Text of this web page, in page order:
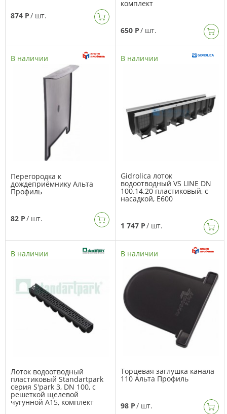
874 Р/ шт.
комплект
650 Р/ шт.
В наличии
Перегородка к
дождеприёмнику Альта
Профиль
82 Р/ шт.
В наличии
Gidrolica лоток
водоотводный VS LINE DN
100.14.20 пластиковый, с
насадкой, Е600
1 747 Р/ шт.
В наличии
Лоток водоотводный
пластиковый Standartpark
серия S'park 3, DN 100, с
решеткой щелевой
чугунной А15, комплект
В наличии
Торцевая заглушка канала
110 Альта Профиль
98 Р/ шт.